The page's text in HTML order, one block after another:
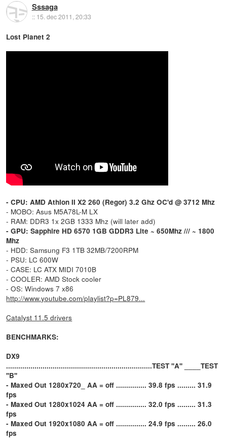
Sssaga
:: 15. dec 2011, 20:33
Lost Planet 2
- CPU: AMD Athlon II X2 260 (Regor) 3.2 Ghz OC'd @ 3712 Mhz
- MOBO: Asus M5A78L-M LX
- RAM: DDR3 1x 2GB 1333 Mhz (will later add)
- GPU: Sapphire HD 6570 1GB GDDR3 Lite ~ 650Mhz /// ~ 1800
Mhz
- HDD: Samsung F3 1TB 32MB/7200RPM
- PSU: LC 600W
- CASE: LC ATX MIDI 7010B
- COOLER: AMD Stock cooler
- OS: Windows 7 x86
http://www.youtube.com/playlist?p=PL879...
Catalyst 11.5 drivers
BENCHMARKS:
DX9
........................................................................TEST ''A'' ____TEST
''B''
- Maxed Out 1280x720_ AA = off ............... 39.8 fps ......... 31.9
fps
- Maxed Out 1280x1024 AA = off ............... 32.0 fps ......... 31.3
fps
- Maxed Out 1920x1080 AA = off ............... 24.9 fps ......... 26.0
fps